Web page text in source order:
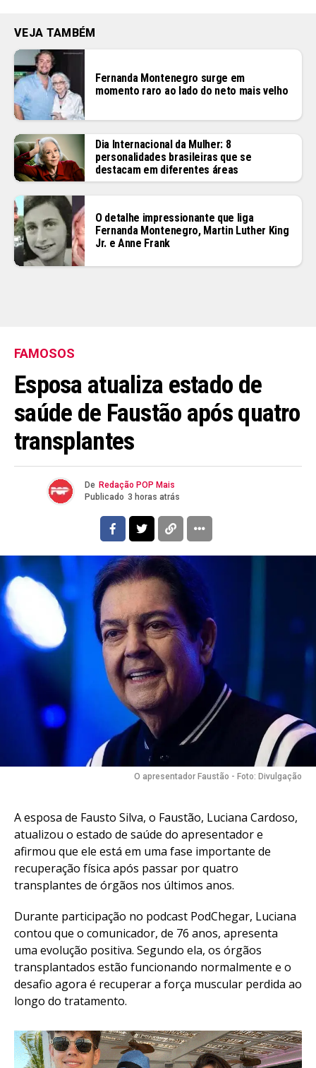
VEJA TAMBÉM
Fernanda Montenegro surge em
momento raro ao lado do neto mais velho
Dia Internacional da Mulher: 8
personalidades brasileiras que se
destacam em diferentes áreas
O detalhe impressionante que liga
Fernanda Montenegro, Martin Luther King
Jr. e Anne Frank
FAMOSOS
Esposa atualiza estado de
saúde de Faustão após quatro
transplantes
De Redação POP Mais
Publicado 3 horas atrás
O apresentador Faustão - Foto: Divulgação
A esposa de Fausto Silva, o Faustão, Luciana Cardoso,
atualizou o estado de saúde do apresentador e
afirmou que ele está em uma fase importante de
recuperação física após passar por quatro
transplantes de órgãos nos últimos anos.
Durante participação no podcast PodChegar, Luciana
contou que o comunicador, de 76 anos, apresenta
uma evolução positiva. Segundo ela, os órgãos
transplantados estão funcionando normalmente e o
desafio agora é recuperar a força muscular perdida ao
longo do tratamento.